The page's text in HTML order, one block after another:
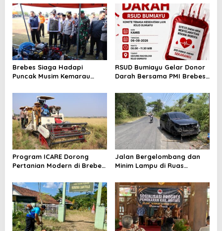
Dokter Sebelum Berkunjung
Perkuat Kesehatan Ibu dan
Bayi
Brebes Siaga Hadapi
Puncak Musim Kemarau
Kesiapsiagaan Bencana dan
Karhutla
RSUD Bumiayu Gelar Donor
Darah Bersama PMI Brebes
Indonesia
Program ICARE Dorong
Pertanian Modern di Brebes,
Tembus 10,2 Ton per Hektare
Jalan Bergelombang dan
Minim Lampu di Ruas
Telan Korban, Innova
Hantam Pohon di
Bantarkawung